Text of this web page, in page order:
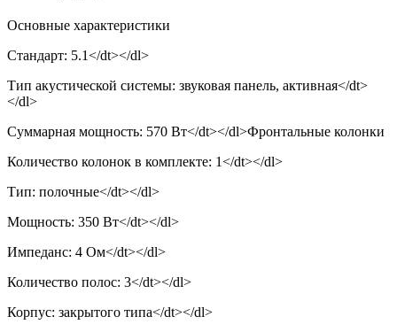
Основные характеристики
Стандарт: 5.1</dt></dl>
Тип акустической системы: звуковая панель, активная</dt>
</dl>
Суммарная мощность: 570 Вт</dt></dl>Фронтальные колонки
Количество колонок в комплекте: 1</dt></dl>
Тип: полочные</dt></dl>
Мощность: 350 Вт</dt></dl>
Импеданс: 4 Ом</dt></dl>
Количество полос: 3</dt></dl>
Корпус: закрытого типа</dt></dl>